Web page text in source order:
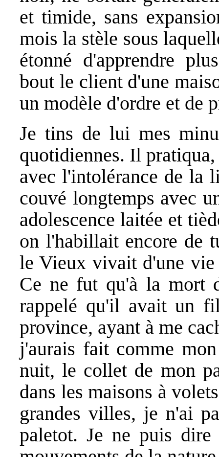
et timide, sans
mois la stèle sous
étonné d'apprendre
bout le client d'une
un modèle d'ordre et de
Je tins de lui mes
quotidiennes. Il
avec l'intolérance de la
couvé longtemps avec
adolescence laitée et
on l'habillait encore de
le Vieux vivait d'une
Ce ne fut qu'à la mort
rappelé qu'il avait un
province, ayant à me
j'aurais fait comme
nuit, le collet de mon
dans les maisons à
grandes villes, je n'ai
paletot. Je ne puis dire